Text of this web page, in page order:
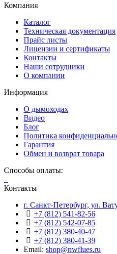
Компания
Каталог
Техническая документация
Прайс листы
Лицензии и сертификаты
Контакты
Наши сотрудники
О компании
Информация
О дымоходах
Видео
Блог
Политика
Гарантия
Обмен и возврат товара
Способы оплаты:
Контакты
г. Санкт-Петербург, ул.
+7 (812) 541-82-56
+7 (812) 542-07-85
+7 (812) 380-40-47
+7 (812) 380-41-39
Email: shop@nwflues.ru